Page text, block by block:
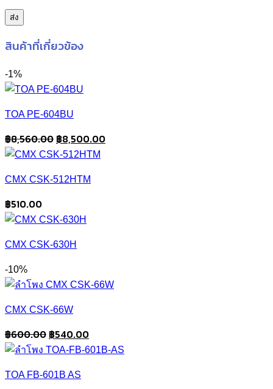
สินค้าที่เกี่ยวข้อง
-1%
TOA PE-604BU
฿8,560.00 Original
price
฿8,560.00.
฿8,500.00Current
CMX CSK-512HTM
฿510.00
CMX CSK-630H
-10%
CMX CSK-66W
฿600.00 Original
price
฿600.00.
฿540.00Current
price
TOA FB-601B AS